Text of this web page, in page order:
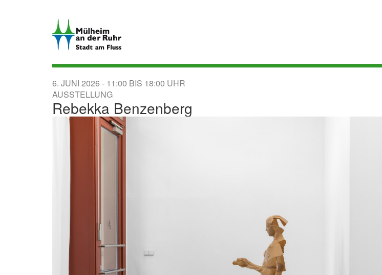
6. JUNI 2026 11:00 BIS 18:00
AUSSTELLUNG
Rebekka Benzenberg